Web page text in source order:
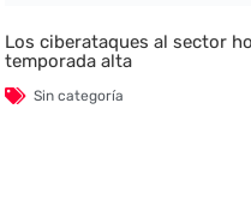
Los ciberataques al sector
temporada alta
Sin categoría